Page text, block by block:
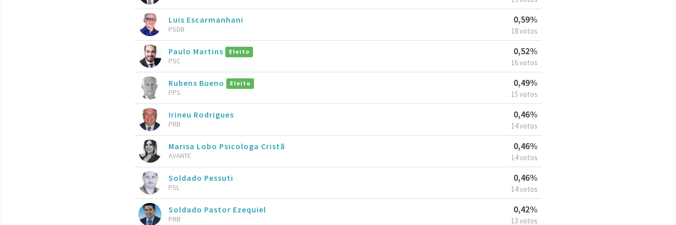
Luis Escarmanhani
PSDB
0,59%
18 votos
Paulo Martins Eleito
PSC
0,52%
16 votos
Rubens Bueno Eleito
PPS
0,49%
15 votos
Irineu Rodrigues
PRB
0,46%
14 votos
Marisa Lobo Psicologa Cristã
AVANTE
0,46%
14 votos
Soldado Pessuti
PSL
0,46%
14 votos
Soldado Pastor Ezequiel
PRB
0,42%
13 votos